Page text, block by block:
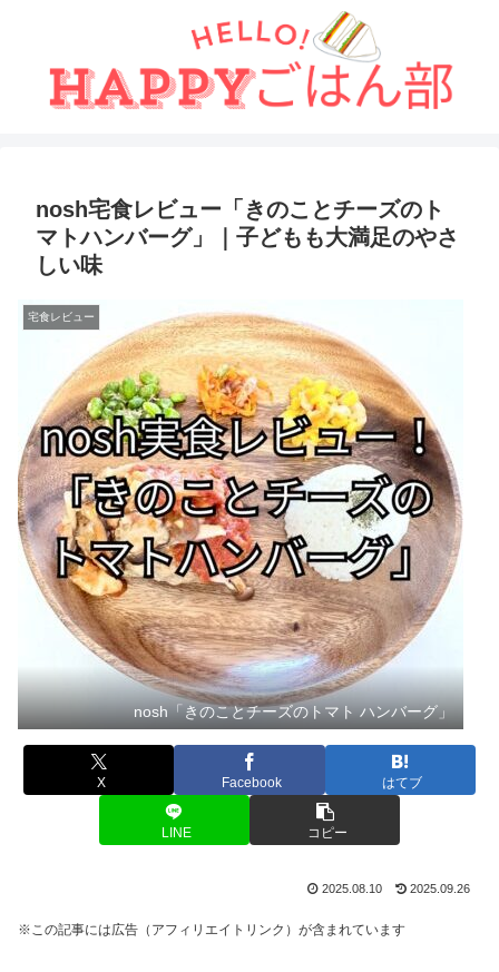
nosh宅食レビュー「きのことチーズのト
マトハンバーグ」｜子どもも大満足のやさ
しい味
宅食レビュー
nosh「きのことチーズのトマト ハンバーグ」
X Facebook はてブ
LINE コピー
2025.08.10 2025.09.26
※この記事には広告（アフィリエイトリンク）が含まれています